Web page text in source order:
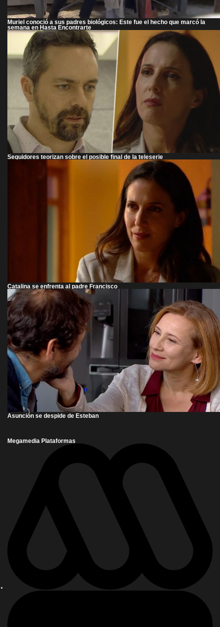
Muriel conoció a sus padres biológicos: Este fue el hecho que marcó la
semana en Hasta Encontrarte
Seguidores teorizan sobre el posible final de la teleserie
Catalina se enfrenta al padre Francisco
Asunción se despide de Esteban
Megamedia Plataformas